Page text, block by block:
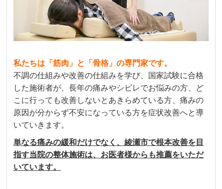
私たちは「筋肉」と「骨格」の専門家です。
不調の仕組みや改善の仕組みを学び、国家試験に合格
した施術者が、長年の痛みやシビレでお悩みの方、ど
こに行っても改善しないとあきらめている方、痛みの
原因が分からず不安になっている方を症状改善へと導
いていきます。
単なる痛みの緩和だけでなく、綾瀬市で根本改善を目
指す当院の整体施術は、お医者様からも推薦をいただ
いています。